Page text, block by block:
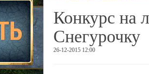
Конкурс на
Снегурочку
26-12-2015 12:00